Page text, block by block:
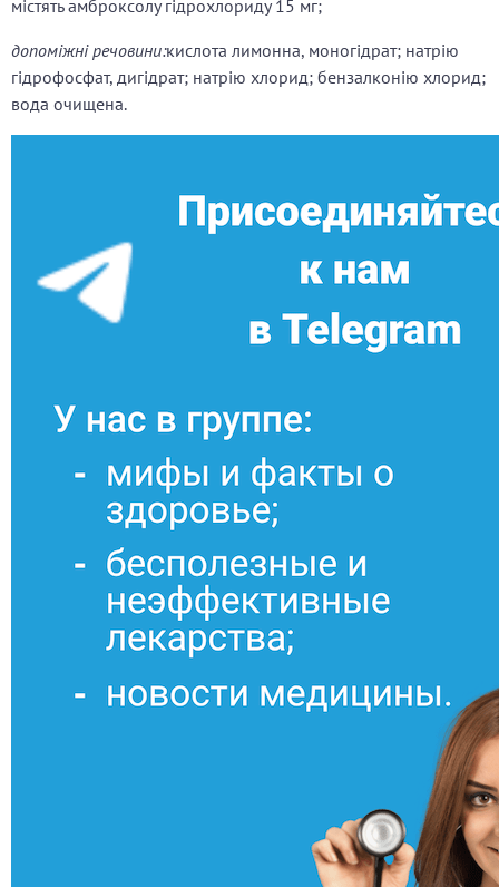
містять амброксолу гідрохлориду 15 мг;
допоміжні речовини:кислота лимонна, моногідрат; натрію
гідрофосфат, дигідрат; натрію хлорид; бензалконію хлорид;
вода очищена.